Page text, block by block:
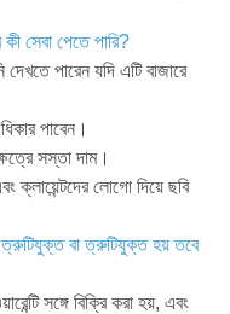
সেবা পেতে পারি?
পারেন যদি এটি বাজারে
পাবেন।
সস্তা দাম।
ক্লায়েন্টদের লোগো দিয়ে ছবি
ত্রুটিযুক্ত বা ত্রুটিযুক্ত হয় তবে
সঙ্গে বিক্রি করা হয়, এবং